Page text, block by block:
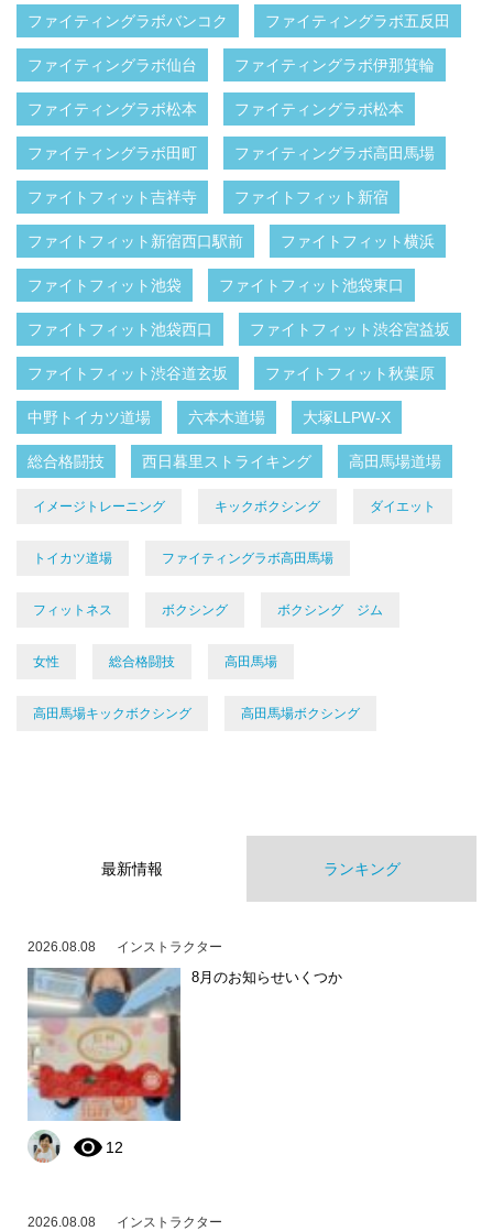
ファイティングラボバンコク ファイティングラボ五反田
ファイティングラボ仙台 ファイティングラボ伊那箕輪
ファイティングラボ松本 ファイティングラボ松本
ファイティングラボ田町 ファイティングラボ高田馬場
ファイトフィット吉祥寺 ファイトフィット新宿
ファイトフィット新宿西口駅前 ファイトフィット横浜
ファイトフィット池袋 ファイトフィット池袋東口
ファイトフィット池袋西口 ファイトフィット渋谷宮益坂
ファイトフィット渋谷道玄坂 ファイトフィット秋葉原
中野トイカツ道場 六本木道場 大塚LLPW-X
総合格闘技 西日暮里ストライキング 高田馬場道場
イメージトレーニング キックボクシング ダイエット
トイカツ道場 ファイティングラボ高田馬場
フィットネス ボクシング ボクシング ジム
女性 総合格闘技 高田馬場
高田馬場キックボクシング 高田馬場ボクシング
最新情報 ランキング
2026.08.08 インストラクター
8月のお知らせいくつか
12
2026.08.08 インストラクター